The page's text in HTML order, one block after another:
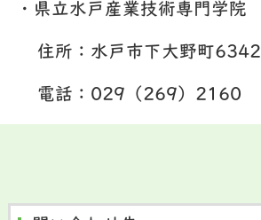
・県立水戸産業技術専門学院
住所：水戸市下大野町6342
電話：029（269）2160